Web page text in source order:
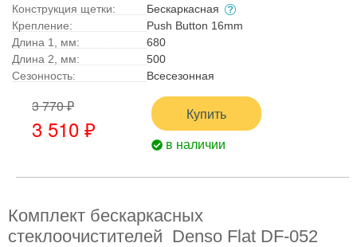
Конструкция щетки:
Бескаркасная
Крепление:
Push Button 16mm
Длина 1, мм:
680
Длина 2, мм:
500
Сезонность:
Всесезонная
3 770 ₽
3 510 ₽
Купить
в наличии
Комплект бескаркасных
стеклоочистителей Denso Flat DF-052